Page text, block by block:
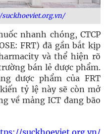
nhanh chóng, CTCP
FRT) đã gần bắt kịp
và thể hiện rõ
bán lẻ dược phẩm.
dược phẩm của FRT
tỷ lệ này sẽ còn mở
về mảng ICT đang bão
suckhoeviet.org.vn/